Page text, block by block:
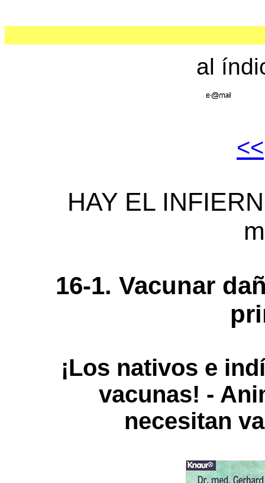
al
<<
HAY EL
16-1. Vacunar
¡Los nativos e
vacunas! -
necesitan